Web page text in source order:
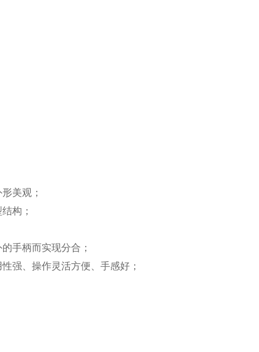
美观；
构；
手柄而实现分合；
强、操作灵活方便、手感好；